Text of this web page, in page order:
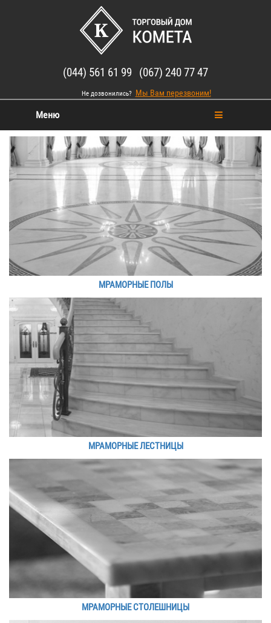
(044) 561 61 99 (067) 240 77 47
Не дозвонились? Мы Вам перезвоним!
Меню
МРАМОРНЫЕ ПОЛЫ
МРАМОРНЫЕ ЛЕСТНИЦЫ
МРАМОРНЫЕ СТОЛЕШНИЦЫ